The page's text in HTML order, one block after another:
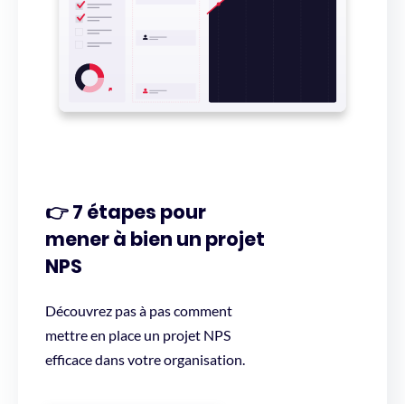
👉 7 étapes pour
mener à bien un projet
NPS
Découvrez pas à pas comment
mettre en place un projet NPS
efficace dans votre organisation.